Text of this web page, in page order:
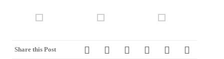
Share this Post